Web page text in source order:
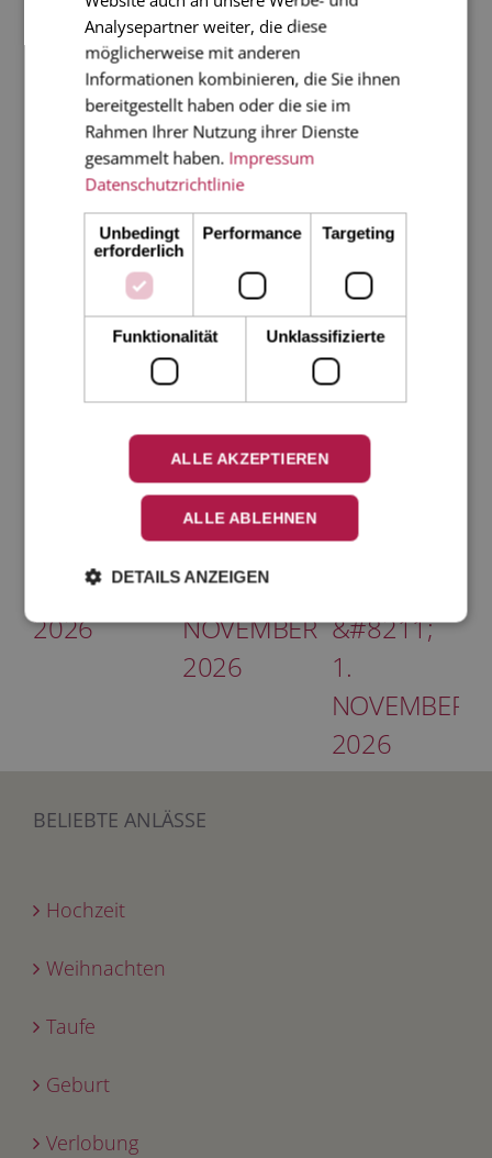
Grußkarten, Papeterie und
schöne Dinge einkaufen
ZUM SHOP
Ähnliche Beiträge
MALTESER
BENEFIZMARKT
KRONBERG,
NOVEMBER
2026
FLYING
WAREHOUSE
IN
HAMBURG,
3.-4.
NOVEMBER
2026
COUNTRY
SECRETS
RIXDORF,
30.
&#8211;
1.
NOVEMBER
2026
BELIEBTE ANLÄSSE
Hochzeit
Weihnachten
Taufe
Geburt
Verlobung
Analysepartner weiter, die diese
möglicherweise mit anderen
Informationen kombinieren, die Sie ihnen
bereitgestellt haben oder die sie im
Rahmen Ihrer Nutzung ihrer Dienste
gesammelt haben. Impressum
Datenschutzrichtlinie
Unbedingt
erforderlich
Performance Targeting
Funktionalität Unklassifizierte
ALLE AKZEPTIEREN
ALLE ABLEHNEN
DETAILS ANZEIGEN